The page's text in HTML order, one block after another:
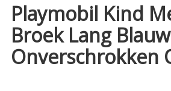
Playmobil Kind
Broek Lang
Onverschrokken